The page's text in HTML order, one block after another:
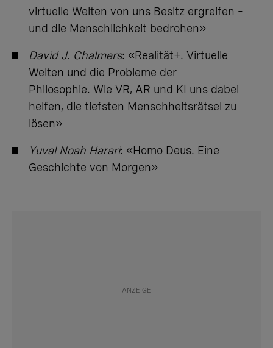
virtuelle Welten von uns Besitz ergreifen –
und die Menschlichkeit bedrohen»
David J. Chalmers: «Realität+. Virtuelle
Welten und die Probleme der
Philosophie. Wie VR, AR und KI uns dabei
helfen, die tiefsten Menschheitsrätsel zu
lösen»
Yuval Noah Harari: «Homo Deus. Eine
Geschichte von Morgen»